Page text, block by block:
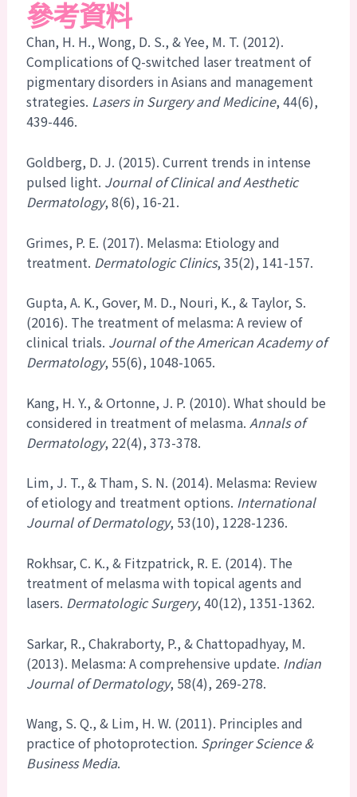
參考資料
Chan, H. H., Wong, D. S., & Yee, M. T. (2012).
Complications of Q-switched laser treatment of
pigmentary disorders in Asians and management
strategies. Lasers in Surgery and Medicine, 44(6),
439-446.
Goldberg, D. J. (2015). Current trends in intense
pulsed light. Journal of Clinical and Aesthetic
Dermatology, 8(6), 16-21.
Grimes, P. E. (2017). Melasma: Etiology and
treatment. Dermatologic Clinics, 35(2), 141-157.
Gupta, A. K., Gover, M. D., Nouri, K., & Taylor, S.
(2016). The treatment of melasma: A review of
clinical trials. Journal of the American Academy of
Dermatology, 55(6), 1048-1065.
Kang, H. Y., & Ortonne, J. P. (2010). What should be
considered in treatment of melasma. Annals of
Dermatology, 22(4), 373-378.
Lim, J. T., & Tham, S. N. (2014). Melasma: Review
of etiology and treatment options. International
Journal of Dermatology, 53(10), 1228-1236.
Rokhsar, C. K., & Fitzpatrick, R. E. (2014). The
treatment of melasma with topical agents and
lasers. Dermatologic Surgery, 40(12), 1351-1362.
Sarkar, R., Chakraborty, P., & Chattopadhyay, M.
(2013). Melasma: A comprehensive update. Indian
Journal of Dermatology, 58(4), 269-278.
Wang, S. Q., & Lim, H. W. (2011). Principles and
practice of photoprotection. Springer Science &
Business Media.